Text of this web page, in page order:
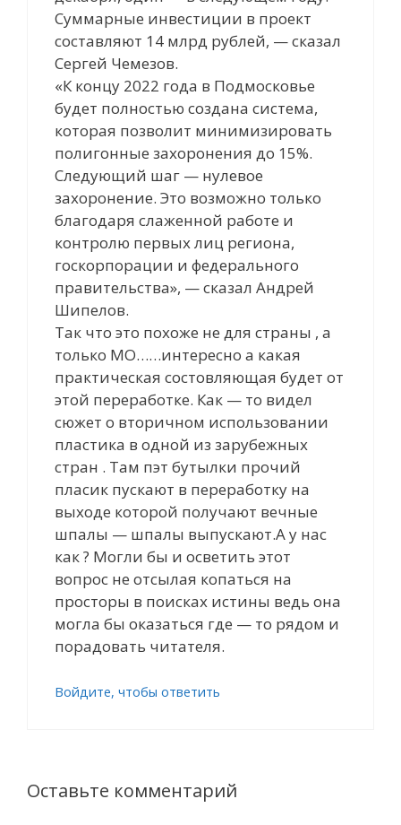
Суммарные инвестиции в проект
составляют 14 млрд рублей, — сказал
Сергей Чемезов.
«К концу 2022 года в Подмосковье
будет полностью создана система,
которая позволит минимизировать
полигонные захоронения до 15%.
Следующий шаг — нулевое
захоронение. Это возможно только
благодаря слаженной работе и
контролю первых лиц региона,
госкорпорации и федерального
правительства», — сказал Андрей
Шипелов.
Так что это похоже не для страны , а
только МО……интересно а какая
практическая состовляющая будет от
этой переработке. Как — то видел
сюжет о вторичном использовании
пластика в одной из зарубежных
стран . Там пэт бутылки прочий
пласик пускают в переработку на
выходе которой получают вечные
шпалы — шпалы выпускают.А у нас
как ? Могли бы и осветить этот
вопрос не отсылая копаться на
просторы в поисках истины ведь она
могла бы оказаться где — то рядом и
порадовать читателя.
Войдите, чтобы ответить
Оставьте комментарий